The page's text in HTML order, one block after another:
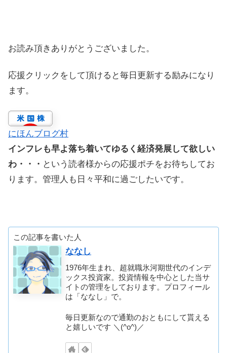
お読み頂きありがとうございました。
応援クリックをして頂けると毎日更新する励みになり
ます。
にほんブログ村
インフレも早よ落ち着いてゆるく経済発展して欲しい
わ・・・ という読者様からの応援ポチをお待ちしてお
ります。管理人も日々平和に過ごしたいです。
この記事を書いた人
ななし
1976年生まれ、超就職氷河期世代のインデ
ックス投資家。投資情報を中心とした当サ
イトの管理をしております。プロフィール
は「ななし」で。
毎日更新なので通勤のおともにして貰える
と嬉しいです ＼(^o^)／